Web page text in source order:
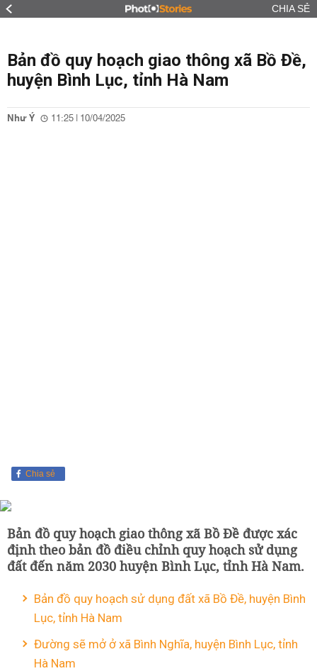
CHIA SẺ
Bản đồ quy hoạch giao thông xã Bồ Đề,
huyện Bình Lục, tỉnh Hà Nam
Như Ý 11:25 | 10/04/2025
Chia sẻ
Bản đồ quy hoạch giao thông xã Bồ Đề được xác
định theo bản đồ điều chỉnh quy hoạch sử dụng
đất đến năm 2030 huyện Bình Lục, tỉnh Hà Nam.
Bản đồ quy hoạch sử dụng đất xã Bồ Đề, huyện Bình
Lục, tỉnh Hà Nam
Đường sẽ mở ở xã Bình Nghĩa, huyện Bình Lục, tỉnh
Hà Nam